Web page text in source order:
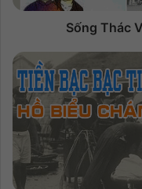
Sống Thác